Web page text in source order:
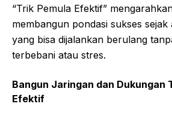
“Trik Pemula Efektif”
membangun pondasi sukses
yang bisa dijalankan berulang
terbebani atau stres.
Bangun Jaringan dan Dukungan
Efektif